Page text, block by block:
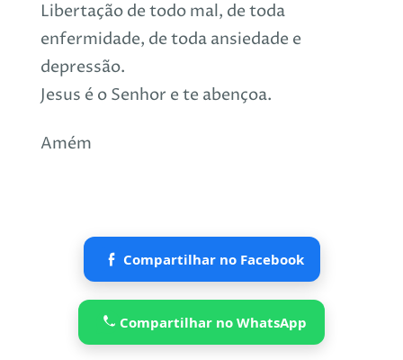
Libertação de todo mal, de toda
enfermidade, de toda ansiedade e
depressão.
Jesus é o Senhor e te abençoa.
Amém
Compartilhar no Facebook
Compartilhar no WhatsApp